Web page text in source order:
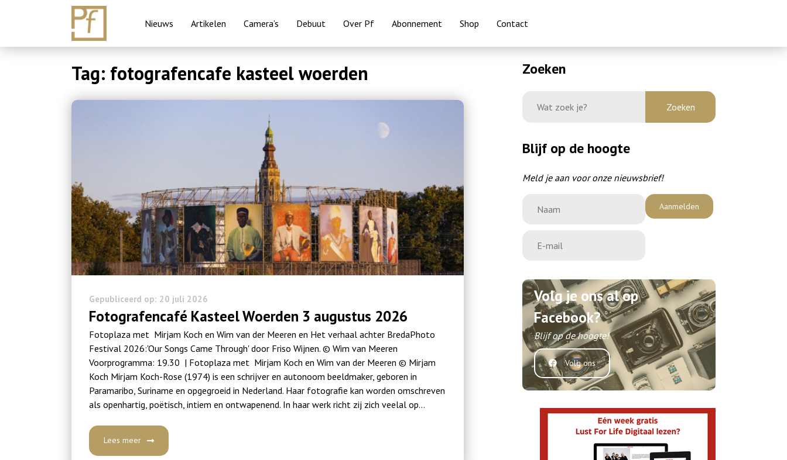
Nieuws Artikelen Camera’s Debuut Over Pf Abonnement Shop Contact
Tag: fotografencafe kasteel woerden
Gepubliceerd op: 20 juli 2026
Fotografencafé Kasteel Woerden 3 augustus 2026
Fotoplaza met Mirjam Koch en Wim van der Meeren en Het verhaal achter BredaPhoto
Festival 2026:'Our Songs Came Through' door Friso Wijnen. © Wim van Meeren
Voorprogramma: 19.30 | Fotoplaza met Mirjam Koch en Wim van der Meeren © Mirjam
Koch Mirjam Koch-Rose (1974) is een schrijver en autonoom beeldmaker, geboren in
Paramaribo, Suriname en opgegroeid in Nederland. Haar fotografie kan worden omschreven
als openhartig, poëtisch, intiem en ontwapenend. In haar werk richt zij zich veelal op…
Lees meer
Zoeken
Blijf op de hoogte
Meld je aan voor onze nieuwsbrief!
Aanmelden
Volg je ons al op
Facebook?
Blijf op de hoogte!
Volg ons